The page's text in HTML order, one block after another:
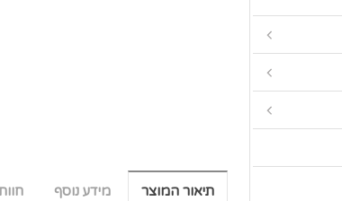
תיאור המוצר מידע נוסף